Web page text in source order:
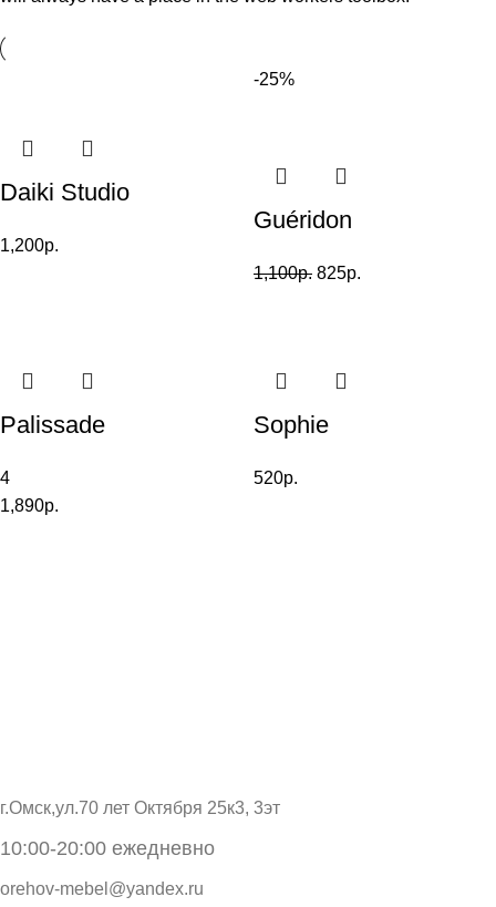
Daiki Studio
1,200р.
-25%
Guéridon
1,100р. 825р.
Palissade
4
1,890р.
Sophie
520р.
г.Омск,ул.70 лет Октября 25к3, 3эт
10:00-20:00 ежедневно
orehov-mebel@yandex.ru